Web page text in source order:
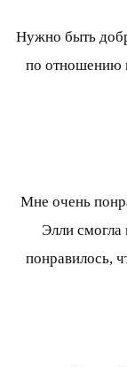
Нужно быть
по отношению
Мне очень
Элли
понравилось,